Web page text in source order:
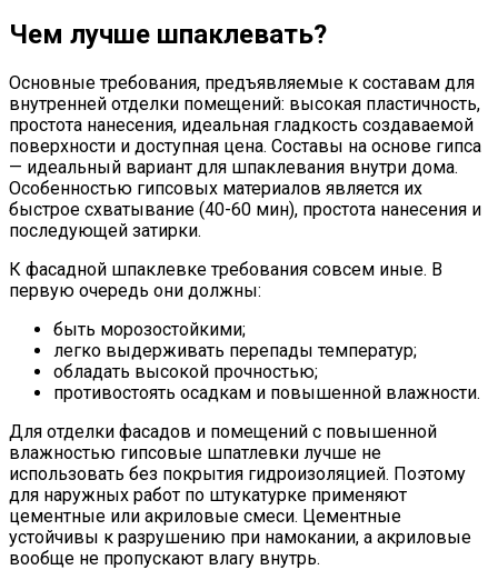
Чем лучше шпаклевать?
Основные требования, предъявляемые к составам для
внутренней отделки помещений: высокая пластичность,
простота нанесения, идеальная гладкость создаваемой
поверхности и доступная цена. Составы на основе гипса
— идеальный вариант для шпаклевания внутри дома.
Особенностью гипсовых материалов является их
быстрое схватывание (40-60 мин), простота нанесения и
последующей затирки.
К фасадной шпаклевке требования совсем иные. В
первую очередь они должны:
быть морозостойкими;
легко выдерживать перепады температур;
обладать высокой прочностью;
противостоять осадкам и повышенной влажности.
Для отделки фасадов и помещений с повышенной
влажностью гипсовые шпатлевки лучше не
использовать без покрытия гидроизоляцией. Поэтому
для наружных работ по штукатурке применяют
цементные или акриловые смеси. Цементные
устойчивы к разрушению при намокании, а акриловые
вообще не пропускают влагу внутрь.